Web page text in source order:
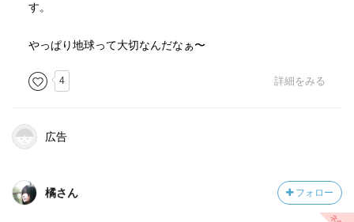
す。
やっぱり地球って大切なんだなぁ〜
4 詳細をみる
広告
橘さん フォロー